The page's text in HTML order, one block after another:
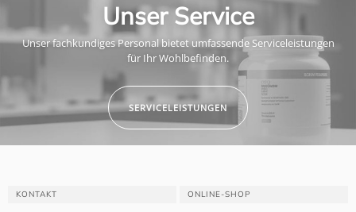
Unser Service
Unser fachkundiges Personal bietet umfassende Serviceleistungen
für Ihr Wohlbefinden.
SERVICELEISTUNGEN
KONTAKT ONLINE-SHOP